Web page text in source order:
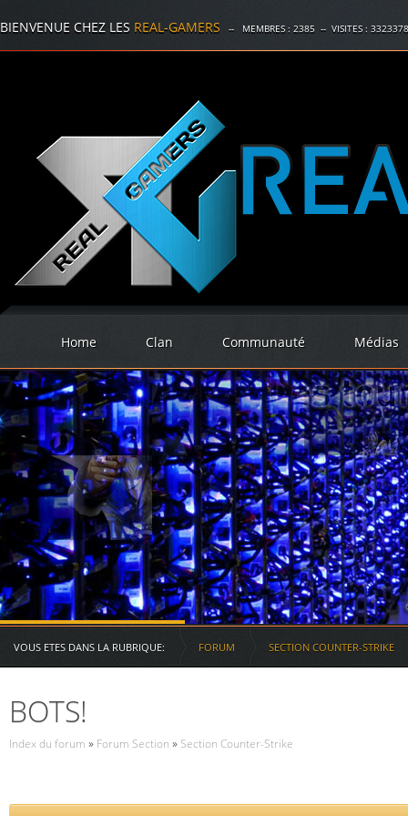
BIENVENUE CHEZ LES REAL-GAMERS -- MEMBRES : 2385 -- VISITES : 3323378
Home Clan Communauté Médias
Serveurs des RG
VOUS ETES DANS LA RUBRIQUE: FORUM SECTION COUNTER-STRIKE
BOTS!
Index du forum » Forum Section » Section Counter-Strike